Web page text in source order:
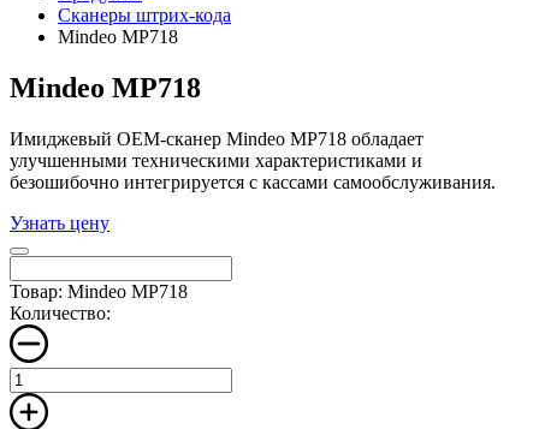
Сканеры штрих-кода
Mindeo MP718
Mindeo MP718
Имиджевый OEM-сканер Mindeo MP718 обладает
улучшенными техническими характеристиками и
безошибочно интегрируется c кассами самообслуживания.
Узнать цену
Товар: Mindeo MP718
Количество: